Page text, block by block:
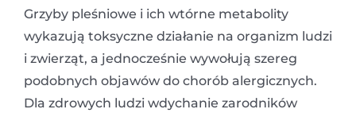
Grzyby pleśniowe i ich wtórne metabolity
wykazują toksyczne działanie na organizm ludzi
i zwierząt, a jednocześnie wywołują szereg
podobnych objawów do chorób alergicznych.
Dla zdrowych ludzi wdychanie zarodników